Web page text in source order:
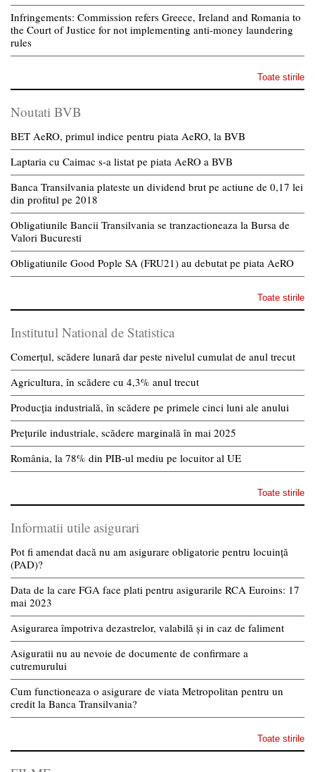
Infringements: Commission refers Greece, Ireland and Romania to
the Court of Justice for not implementing anti-money laundering
rules
Toate stirile
Noutati BVB
BET AeRO, primul indice pentru piata AeRO, la BVB
Laptaria cu Caimac s-a listat pe piata AeRO a BVB
Banca Transilvania plateste un dividend brut pe actiune de 0,17 lei
din profitul pe 2018
Obligatiunile Bancii Transilvania se tranzactioneaza la Bursa de
Valori Bucuresti
Obligatiunile Good Pople SA (FRU21) au debutat pe piata AeRO
Toate stirile
Institutul National de Statistica
Comerțul, scădere lunară dar peste nivelul cumulat de anul trecut
Agricultura, în scădere cu 4,3% anul trecut
Producția industrială, în scădere pe primele cinci luni ale anului
Prețurile industriale, scădere marginală în mai 2025
România, la 78% din PIB-ul mediu pe locuitor al UE
Toate stirile
Informatii utile asigurari
Pot fi amendat dacă nu am asigurare obligatorie pentru locuință
(PAD)?
Data de la care FGA face plati pentru asigurarile RCA Euroins: 17
mai 2023
Asigurarea împotriva dezastrelor, valabilă și in caz de faliment
Asiguratii nu au nevoie de documente de confirmare a
cutremurului
Cum functioneaza o asigurare de viata Metropolitan pentru un
credit la Banca Transilvania?
Toate stirile